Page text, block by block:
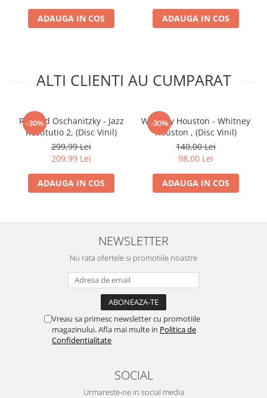
ADAUGA IN COS ADAUGA IN COS
ALTI CLIENTI AU CUMPARAT
-30%
Richard Oschanitzky - Jazz
Restitutio 2, (Disc Vinil)
299,99 Lei
209,99 Lei
ADAUGA IN COS
-30%
Whitney Houston - Whitney
Houston , (Disc Vinil)
140,00 Lei
98,00 Lei
ADAUGA IN COS
NEWSLETTER
Nu rata ofertele si promotiile noastre
Vreau sa primesc newsletter cu promotiile
magazinului. Afla mai multe in Politica de
Confidentialitate
SOCIAL
Urmareste-ne in social media